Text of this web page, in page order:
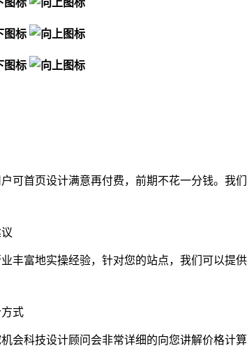
可首页设计满意再付费，前期不花一分钱。我
丰富地实操经验，针对您的站点，我们可以提
式
会科技设计顾问会非常详细的向您讲解价格计